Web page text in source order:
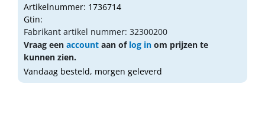
Artikelnummer: 1736714
Gtin:
Fabrikant artikel nummer: 32300200
Vraag een account aan of log in om prijzen te
kunnen zien.
Vandaag besteld, morgen geleverd